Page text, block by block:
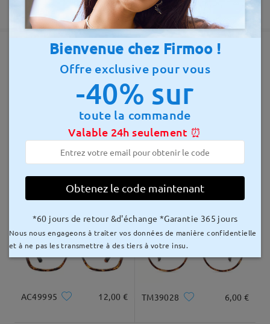
Rédiger un avis
5-7 jours ouvrables
détails
Envoyé à
8-15 jours ouvrables
détails
Livré
Garantie de 365 jours
Montures similaires
TR13914 20,00 €
AC49995 12,00 € TM39028 6,00 €
Bienvenue chez Firmoo !
Offre exclusive pour vous
-40% sur
toute la commande
Valable 24h seulement ⏰
Obtenez le code maintenant
*60 jours de retour &d'échange *Garantie 365 jours
Nous nous engageons à traiter vos données de manière confidentielle
et à ne pas les transmettre à des tiers à votre insu.